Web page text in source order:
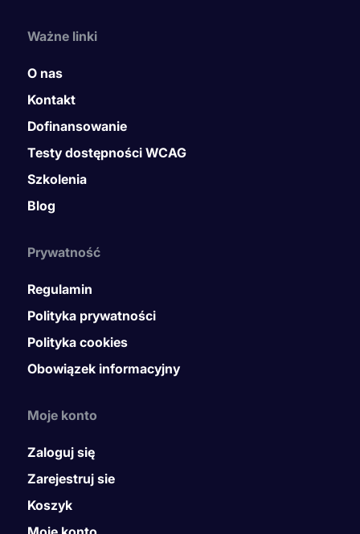
Ważne linki
O nas
Kontakt
Dofinansowanie
Testy dostępności WCAG
Szkolenia
Blog
Prywatność
Regulamin
Polityka prywatności
Polityka cookies
Obowiązek informacyjny
Moje konto
Zaloguj się
Zarejestruj sie
Koszyk